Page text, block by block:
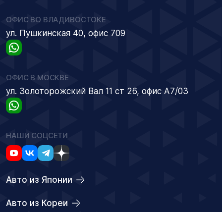
ОФИС ВО ВЛАДИВОСТОКЕ
ул. Пушкинская 40, офис 709
ОФИС В МОСКВЕ
ул. Золоторожский Вал 11 ст 26, офис А7/03
НАШИ СОЦСЕТИ
Авто из Японии
Авто из Кореи